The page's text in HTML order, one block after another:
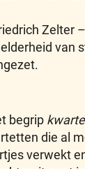
begrip
die al
verwekt